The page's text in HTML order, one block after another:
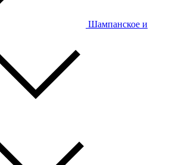
Шампанское и